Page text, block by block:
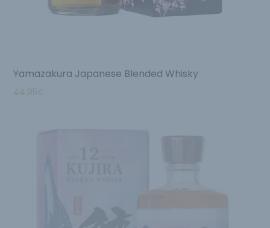
Yamazakura Japanese Blended Whisky
44.95€